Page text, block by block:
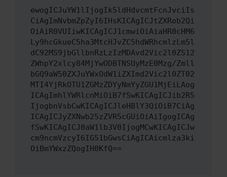
ewogICJuYW1lIjogIk5ldHdvcmtFcnJvciIs
CiAgImNvbmZpZyI6IHsKICAgICJtZXRob2Qi
OiAiR0VUIiwKICAgICJ1cmwiOiAiaHR0cHM6
Ly9hcGkueC5ha3MtcHJvZC5hdWRhcmlzLm5l
dC92MS9jbGllbnRzLzIzMDAvd2Vic2l0ZS12
ZWhpY2xlcy84MjYwODBTNSUyMzE0Mzg/Zmll
bGQ9aW50ZXJuYWxOdW1iZXImd2Vic2l0ZT02
MTI4YjRkOTU1ZGMzZDYyNmYyZGU1MjEiLAog
ICAgImhlYWRlcnMiOiB7fSwKICAgICJib2R5
IjogbnVsbCwKICAgICJleHBlY3QiOiB7CiAg
ICAgICJyZXNwb25zZVR5cGUiOiAiIgogICAg
fSwKICAgICJ0aW1lb3V0IjogMCwKICAgICJw
cm9ncmVzcyI6IG51bGwsCiAgICAicmlza3ki
OiBmYWxzZQogIH0KfQ==